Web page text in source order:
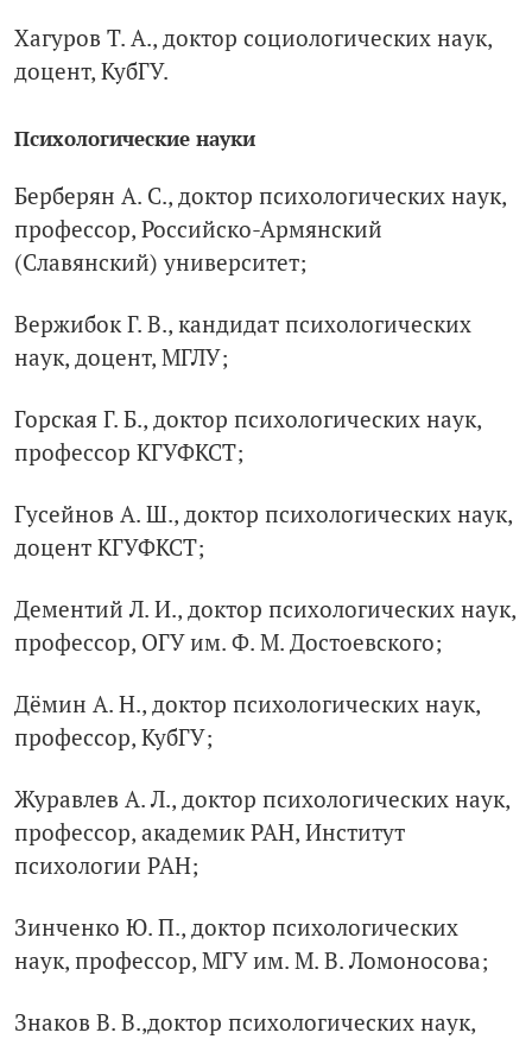
Хагуров Т. А., доктор социологических наук,
доцент, КубГУ.
Психологические науки
Берберян А. С., доктор психологических наук,
профессор, Российско-Армянский
(Славянский) университет;
Вержибок Г. В., кандидат психологических
наук, доцент, МГЛУ;
Горская Г. Б., доктор психологических наук,
профессор КГУФКСТ;
Гусейнов А. Ш., доктор психологических наук,
доцент КГУФКСТ;
Дементий Л. И., доктор психологических наук,
профессор, ОГУ им. Ф. М. Достоевского;
Дёмин А. Н., доктор психологических наук,
профессор, КубГУ;
Журавлев А. Л., доктор психологических наук,
профессор, академик РАН, Институт
психологии РАН;
Зинченко Ю. П., доктор психологических
наук, профессор, МГУ им. М. В. Ломоносова;
Знаков В. В.,доктор психологических наук,